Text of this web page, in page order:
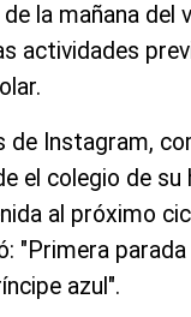
la mañana del
actividades
de Instagram,
el colegio de su
al próximo
"Primera
azul".